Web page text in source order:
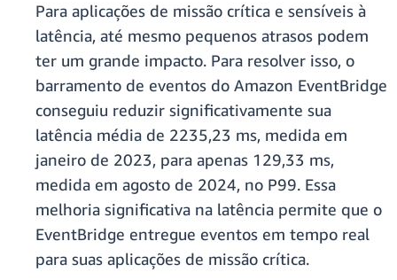
Para aplicações de missão crítica e sensíveis à
latência, até mesmo pequenos atrasos podem
ter um grande impacto. Para resolver isso, o
barramento de eventos do Amazon EventBridge
conseguiu reduzir significativamente sua
latência média de 2235,23 ms, medida em
janeiro de 2023, para apenas 129,33 ms,
medida em agosto de 2024, no P99. Essa
melhoria significativa na latência permite que o
EventBridge entregue eventos em tempo real
para suas aplicações de missão crítica.